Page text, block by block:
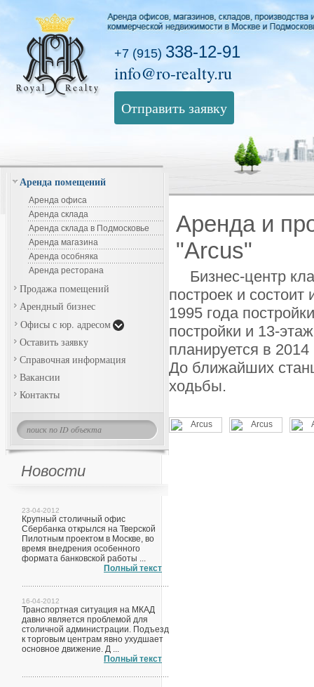
+7 (915) 338-12-91
info@ro-realty.ru
Отправить заявку
Аренда помещений
Аренда офиса
Аренда склада
Аренда склада в Подмосковье
Аренда магазина
Аренда особняка
Аренда ресторана
Продажа помещений
Арендный бизнес
Офисы с юр. адресом
Оставить заявку
Справочная информация
Вакансии
Контакты
Новости
23-04-2012
Крупный столичный офис
Сбербанка открылся на Тверской
Пилотным проектом в Москве, во
время внедрения особенного
формата банковской работы ...
Полный текст
16-04-2012
Транспортная ситуация на МКАД
давно является проблемой для
столичной администрации. Подъезд
к торговым центрам явно ухудшает
основное движение. Д ...
Полный текст
Аренда и
"Arcus"
Бизнес-центр
построек и
1995 года
постройки и 13-
планируется в 2014
До ближайших
ходьбы.